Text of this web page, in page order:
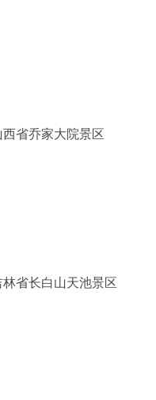
西省乔家大院景区
林省长白山天池景区